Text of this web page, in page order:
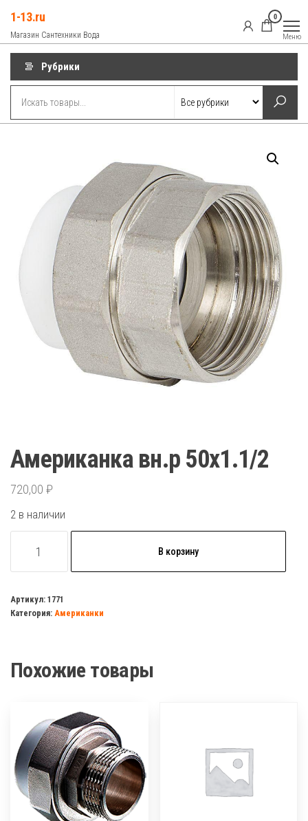
содержимому
1-13.ru
Магазин Сантехники Вода
0
Меню
Рубрики
Американка вн.р 50х1.1/2
720,00 ₽
2 в наличии
товара
вн.р
50х1.1/2
В корзину
Артикул: 1771
Категория: Американки
Похожие товары